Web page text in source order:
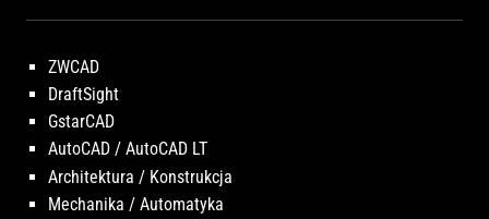
ZWCAD
DraftSight
GstarCAD
AutoCAD / AutoCAD LT
Architektura / Konstrukcja
Mechanika / Automatyka